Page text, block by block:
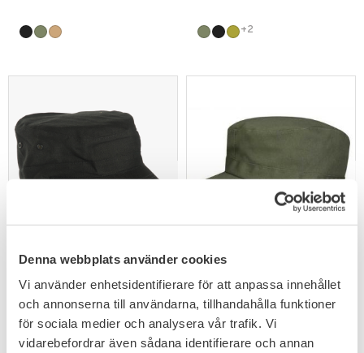
Denna webbplats använder cookies
Vi använder enhetsidentifierare för att anpassa innehållet
och annonserna till användarna, tillhandahålla funktioner
för sociala medier och analysera vår trafik. Vi
vidarebefordrar även sådana identifierare och annan
+2
Mil-Tec US Patrol Cap
Svart
Slitstark militär patrol cap i
klassisk amerikansk arméstil.
149KR
Cap
Kepsen är enkel och ofodrad
med skärm i kraftigt tyg.
149 KR